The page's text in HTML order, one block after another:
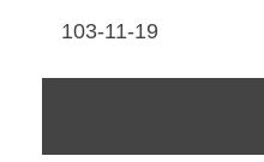
103-11-19